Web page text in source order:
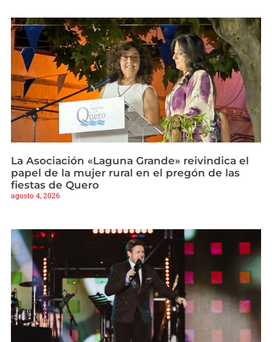
La Asociación «Laguna Grande» reivindica el
papel de la mujer rural en el pregón de las
fiestas de Quero
agosto 4, 2026